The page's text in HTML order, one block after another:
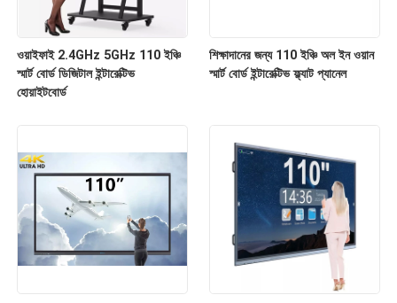
ওয়াইফাই 2.4GHz 5GHz 110 ইঞ্চি
স্মার্ট বোর্ড ডিজিটাল ইন্টারেক্টিভ
হোয়াইটবোর্ড
শিক্ষাদানের জন্য 110 ইঞ্চি অল ইন ওয়ান
স্মার্ট বোর্ড ইন্টারেক্টিভ ফ্ল্যাট প্যানেল